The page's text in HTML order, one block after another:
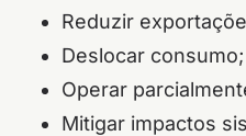
Reduzir
Deslocar consumo;
Operar
Mitigar impactos